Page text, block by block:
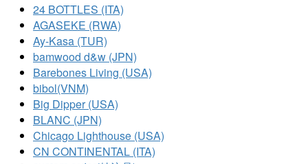
24 BOTTLES (ITA)
AGASEKE (RWA)
Ay-Kasa (TUR)
bamwood d&w (JPN)
Barebones Living (USA)
bibol(VNM)
Big Dipper (USA)
BLANC (JPN)
Chicago Lighthouse (USA)
CN CONTINENTAL (ITA)